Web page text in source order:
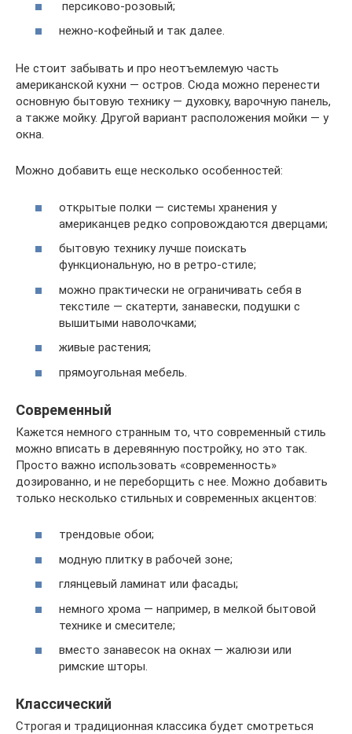
персиково-розовый;
нежно-кофейный и так далее.
Не стоит забывать и про неотъемлемую часть
американской кухни — остров. Сюда можно перенести
основную бытовую технику — духовку, варочную панель,
а также мойку. Другой вариант расположения мойки — у
окна.
Можно добавить еще несколько особенностей:
открытые полки — системы хранения у
американцев редко сопровождаются дверцами;
бытовую технику лучше поискать
функциональную, но в ретро-стиле;
можно практически не ограничивать себя в
текстиле — скатерти, занавески, подушки с
вышитыми наволочками;
живые растения;
прямоугольная мебель.
Современный
Кажется немного странным то, что современный стиль
можно вписать в деревянную постройку, но это так.
Просто важно использовать «современность»
дозированно, и не переборщить с нее. Можно добавить
только несколько стильных и современных акцентов:
трендовые обои;
модную плитку в рабочей зоне;
глянцевый ламинат или фасады;
немного хрома — например, в мелкой бытовой
технике и смесителе;
вместо занавесок на окнах — жалюзи или
римские шторы.
Классический
Строгая и традиционная классика будет смотреться